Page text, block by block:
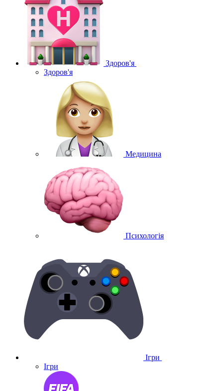
Здоров'я
Здоров'я
Медицина
Психологія
Ігри
Ігри